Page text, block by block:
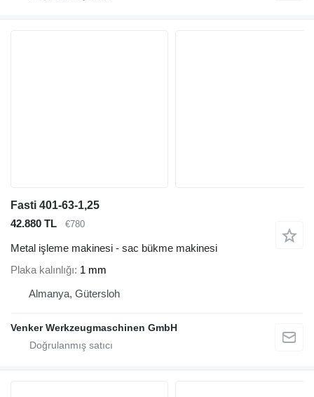
Fasti 401-63-1,25
42.880 TL
€780
Metal işleme makinesi - sac bükme makinesi
Plaka kalınlığı 1 mm
Almanya, Gütersloh
Venker Werkzeugmaschinen GmbH